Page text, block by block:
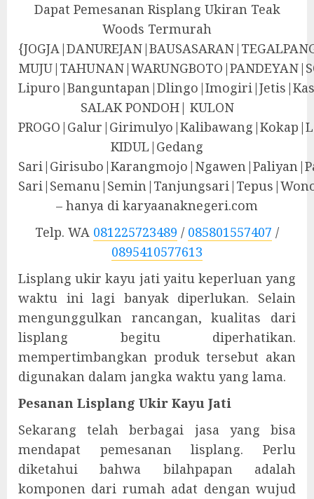
Dapat Pemesanan Risplang Ukiran Teak
Woods Termurah
SALAK PONDOH| KULON
KIDUL|Gedang
– hanya di karyaanaknegeri.com
Telp. WA 081225723489 / 085801557407 /
0895410577613
Lisplang ukir kayu jati yaitu keperluan yang
waktu ini lagi banyak diperlukan. Selain
mengunggulkan rancangan, kualitas dari
lisplang begitu diperhatikan.
mempertimbangkan produk tersebut akan
digunakan dalam jangka waktu yang lama.
Pesanan Lisplang Ukir Kayu Jati
Sekarang telah berbagai jasa yang bisa
mendapat pemesanan lisplang. Perlu
diketahui bahwa bilahpapan adalah
komponen dari rumah adat dengan wujud